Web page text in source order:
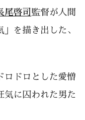
尾啓司 監督が人間
を描き出した、
ロドロとした愛憎
気に囚われた男た